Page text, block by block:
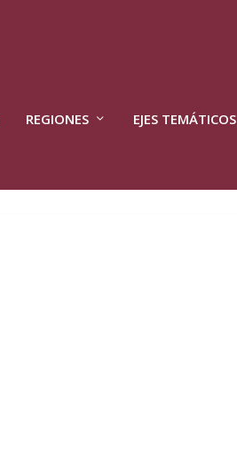
REGIONES EJES TEMÁTICOS